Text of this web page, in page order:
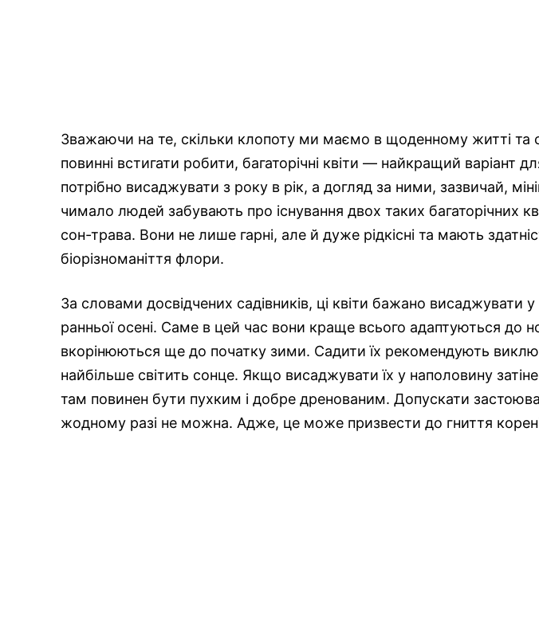
Зважаючи на те, скільки клопоту ми маємо в щоденному житті та
повинні встигати робити, багаторічні квіти — найкращий варіант
потрібно висаджувати з року в рік, а догляд за ними, зазвичай,
чимало людей забувають про існування двох таких багаторічних
сон-трава. Вони не лише гарні, але й дуже рідкісні та мають
біорізноманіття флори.
За словами досвідчених садівників, ці квіти бажано висаджувати у
ранньої осені. Саме в цей час вони краще всього адаптуються до
вкорінюються ще до початку зими. Садити їх рекомендують
найбільше світить сонце. Якщо висаджувати їх у наполовину
там повинен бути пухким і добре дренованим. Допускати
жодному разі не можна. Адже, це може призвести до гниття